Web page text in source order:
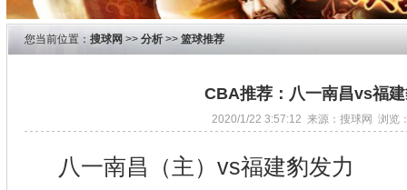
您当前位置： 搜球网 >> 分析 >> 篮球推荐
CBA推荐：八一南昌vs福
2020/1/22 3:57:12 来源：搜球网 浏览
八一南昌（主）vs福建豹发力